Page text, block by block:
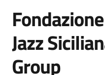
Jazz
Group